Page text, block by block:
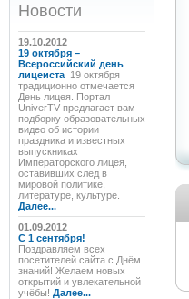
Новости
19.10.2012
19 октября –
Всероссийский день
лицеиста 19 октября
традиционно отмечается
День лицея. Портал
UniverTV предлагает вам
подборку образовательных
видео об истории
праздника и известных
выпускниках
Императорского лицея,
оставивших след в
мировой политике,
литературе, культуре.
Далее...
01.09.2012
C 1 сентября!
Поздравляем всех
посетителей сайта с Днём
знаний! Желаем новых
открытий и увлекательной
учёбы! Далее...